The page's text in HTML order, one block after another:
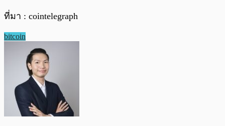
ที่มา : cointelegraph
bitcoin